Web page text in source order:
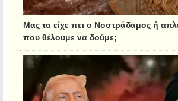
Μας τα είχε πει ο Νοστράδαμος ή
που θέλουμε να δούμε;